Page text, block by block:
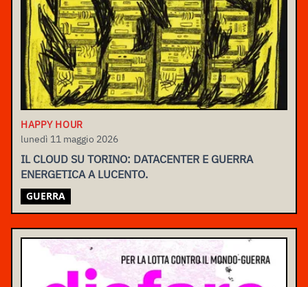
HAPPY HOUR
lunedì 11 maggio 2026
IL CLOUD SU TORINO: DATACENTER E GUERRA
ENERGETICA A LUCENTO.
GUERRA